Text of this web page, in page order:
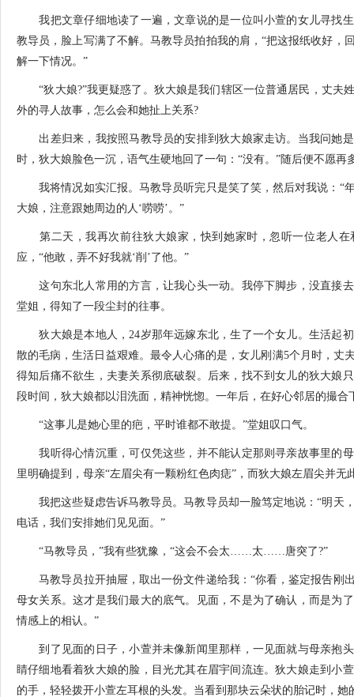
我把文章仔细地读了一遍，文章说的是一位叫小萱的女儿寻找生
教导员，脸上写满了不解。马教导员拍拍我的肩，“把这报纸收好，
解一下情况。”
“狄大娘?”我更疑惑了。狄大娘是我们辖区一位普通居民，丈夫
外的寻人故事，怎么会和她扯上关系?
出差归来，我按照马教导员的安排到狄大娘家走访。当我问她是
时，狄大娘脸色一沉，语气生硬地回了一句：“没有。”随后便不愿再
我将情况如实汇报。马教导员听完只是笑了笑，然后对我说：“
大娘，注意跟她周边的人‘唠唠’。”
第二天，我再次前往狄大娘家，快到她家时，忽听一位老人在
应，“他敢，弄不好我就‘削’了他。”
这句东北人常用的方言，让我心头一动。我停下脚步，没直接去
堂姐，得知了一段尘封的往事。
狄大娘是本地人，24岁那年远嫁东北，生了一个女儿。生活起
散的毛病，生活日益艰难。最令人心痛的是，女儿刚满5个月时，丈
得知后痛不欲生，夫妻关系彻底破裂。后来，找不到女儿的狄大娘
段时间，狄大娘都以泪洗面，精神恍惚。一年后，在好心邻居的撮合
“这事儿是她心里的疤，平时谁都不敢提。”堂姐叹口气。
我听得心情沉重，可仅凭这些，并不能认定那则寻亲故事里的母
里明确提到，母亲“左眉尖有一颗粉红色肉痣”，而狄大娘左眉尖并无
我把这些疑虑告诉马教导员。马教导员却一脸笃定地说：“明天
电话，我们安排她们见见面。”
“马教导员，”我有些犹豫，“这会不会太……太……唐突了?”
马教导员拉开抽屉，取出一份文件递给我：“你看，鉴定报告刚
母女关系。这才是我们最大的底气。见面，不是为了确认，而是为
情感上的相认。”
到了见面的日子，小萱并未像新闻里那样，一见面就与母亲抱头
睛仔细地看着狄大娘的脸，目光尤其在眉宇间流连。狄大娘走到小
的手，轻轻拨开小萱左耳根的头发。当看到那块云朵状的胎记时，她